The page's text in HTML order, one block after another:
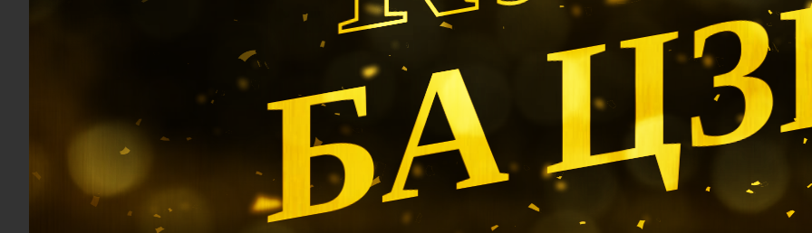
VKontakte
Odnoklassniki Поделиться через е-мейл
Facebook